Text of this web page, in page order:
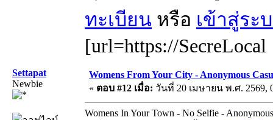
ทะเบียน หรือ เข้าสู่ระ
[url=https://SecreLocal
Settapat
Newbie
Womens From Your City - Anonymous
« ตอบ #12 เมื่อ: วันที่ 20 เมษายน พ.ศ. 2569,
Womens In Your Town - No Selfie -